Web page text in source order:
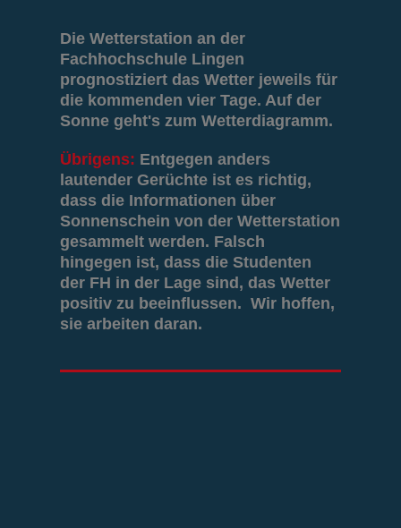
Die Wetterstation an der
Fachhochschule Lingen
prognostiziert das Wetter jeweils für
die kommenden vier Tage. Auf der
Sonne geht's zum Wetterdiagramm.
Übrigens: Entgegen anders
lautender Gerüchte ist es richtig,
dass die Informationen über
Sonnenschein von der Wetterstation
gesammelt werden. Falsch
hingegen ist, dass die Studenten
der FH in der Lage sind, das Wetter
positiv zu beeinflussen. Wir hoffen,
sie arbeiten daran.